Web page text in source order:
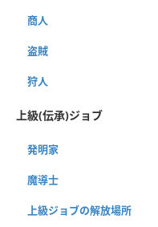
商人
盗賊
狩人
上級(伝承)ジョブ
発明家
魔導士
上級ジョブの解放場所